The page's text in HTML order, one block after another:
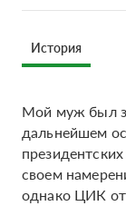
История
Мой муж был
дальнейшем
своем
однако ЦИК